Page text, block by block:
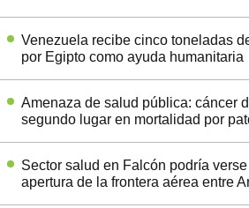
Venezuela recibe cinco toneladas
por Egipto como ayuda humanitaria
Amenaza de salud pública: cáncer
segundo lugar en mortalidad por
Sector salud en Falcón podría
apertura de la frontera aérea entre